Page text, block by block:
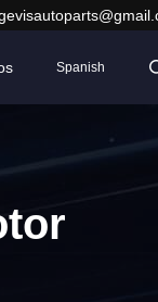
Spanish